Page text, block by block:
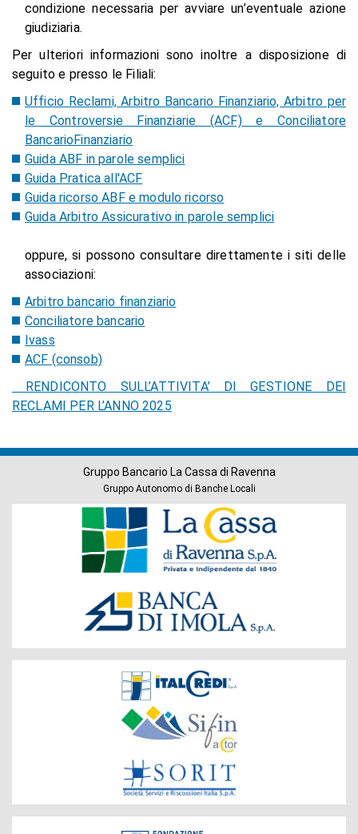
condizione necessaria per avviare un’eventuale azione
giudiziaria.
Per ulteriori informazioni sono inoltre a disposizione di
seguito e presso le Filiali:
Ufficio Reclami, Arbitro Bancario Finanziario, Arbitro per
le Controversie Finanziarie (ACF) e Conciliatore
BancarioFinanziario
Guida ABF in parole semplici
Guida Pratica all'ACF
Guida ricorso ABF e modulo ricorso
Guida Arbitro Assicurativo in parole semplici
oppure, si possono consultare direttamente i siti delle
associazioni:
Arbitro bancario finanziario
Conciliatore bancario
Ivass
ACF (consob)
RENDICONTO SULL’ATTIVITA’ DI GESTIONE DEI
RECLAMI PER L’ANNO 2025
Gruppo Bancario La Cassa di Ravenna
Gruppo Autonomo di Banche Locali
Banche
Gruppo